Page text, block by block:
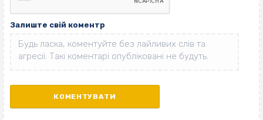
Залиште свій коментр